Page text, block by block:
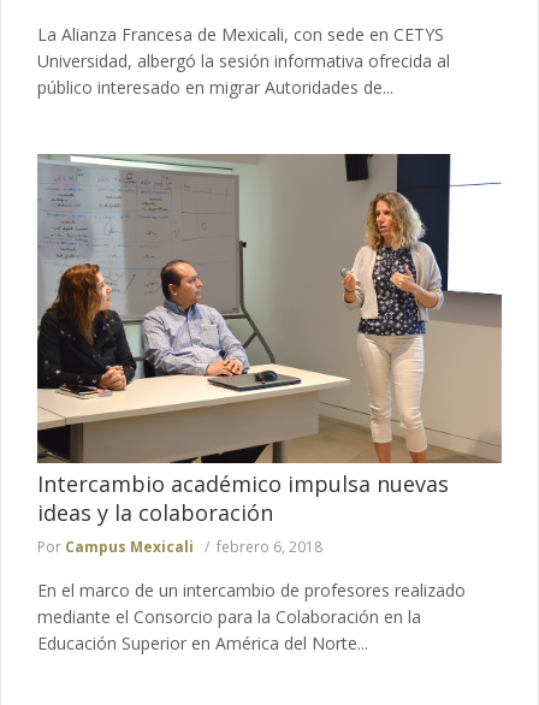
La Alianza Francesa de Mexicali, con sede en CETYS
Universidad, albergó la sesión informativa ofrecida al
público interesado en migrar Autoridades de...
Intercambio académico impulsa nuevas
ideas y la colaboración
Por Campus Mexicali febrero 6, 2018
En el marco de un intercambio de profesores realizado
mediante el Consorcio para la Colaboración en la
Educación Superior en América del Norte...